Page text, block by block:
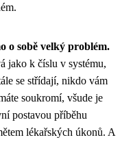
o sobě velký problém.
jako k číslu v systému,
se střídají, nikdo vám
soukromí, všude je
postavou příběhu
lékařských úkonů. A